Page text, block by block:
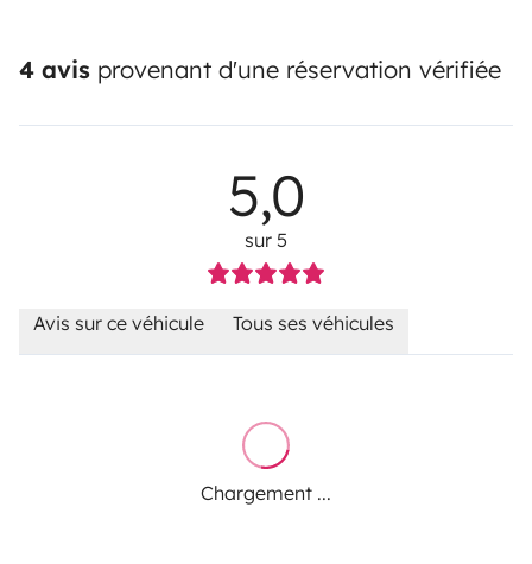
4 avis provenant d'une réservation vérifiée
5,0
sur 5
Avis sur ce véhicule Tous ses véhicules
Chargement ...